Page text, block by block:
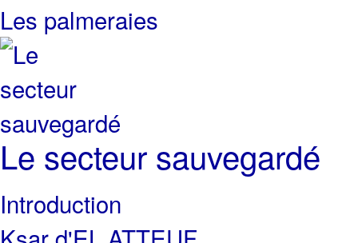
Les palmeraies
Le secteur sauvegardé
Introduction